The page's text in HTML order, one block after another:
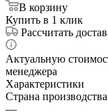
В корзину
Купить в 1 клик
Рассчитать
Актуальную
менеджера
Характеристики
Страна производства
—